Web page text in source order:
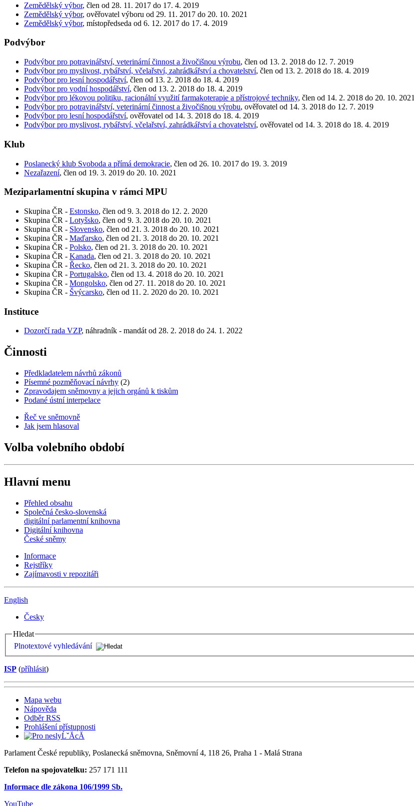
Zemědělský výbor, člen od 28. 11. 2017 do 17. 4. 2019
Zemědělský výbor, ověřovatel výboru od 29. 11. 2017 do 20. 10. 2021
Zemědělský výbor, místopředseda od 6. 12. 2017 do 17. 4. 2019
Podvýbor
Podvýbor pro potravinářství, veterinární činnost a živočišnou výrobu, člen od 13. 2. 2018 do 12. 7. 2019
Podvýbor pro myslivost, rybářství, včelařství, zahrádkářství a chovatelství, člen od 13. 2. 2018 do 18. 4. 2019
Podvýbor pro lesní hospodářství, člen od 13. 2. 2018 do 18. 4. 2019
Podvýbor pro vodní hospodářství, člen od 13. 2. 2018 do 18. 4. 2019
Podvýbor pro lékovou politiku, racionální využití farmakoterapie a přístrojové techniky, člen od 14. 2. 2018 do 20. 10. 2021
Podvýbor pro potravinářství, veterinární činnost a živočišnou výrobu, ověřovatel od 14. 3. 2018 do 12. 7. 2019
Podvýbor pro lesní hospodářství, ověřovatel od 14. 3. 2018 do 18. 4. 2019
Podvýbor pro myslivost, rybářství, včelařství, zahrádkářství a chovatelství, ověřovatel od 14. 3. 2018 do 18. 4. 2019
Klub
Poslanecký klub Svoboda a přímá demokracie, člen od 26. 10. 2017 do 19. 3. 2019
Nezařazení, člen od 19. 3. 2019 do 20. 10. 2021
Meziparlamentní skupina v rámci MPU
Skupina ČR - Estonsko, člen od 9. 3. 2018 do 12. 2. 2020
Skupina ČR - Lotyšsko, člen od 9. 3. 2018 do 20. 10. 2021
Skupina ČR - Slovensko, člen od 21. 3. 2018 do 20. 10. 2021
Skupina ČR - Maďarsko, člen od 21. 3. 2018 do 20. 10. 2021
Skupina ČR - Polsko, člen od 21. 3. 2018 do 20. 10. 2021
Skupina ČR - Kanada, člen od 21. 3. 2018 do 20. 10. 2021
Skupina ČR - Řecko, člen od 21. 3. 2018 do 20. 10. 2021
Skupina ČR - Portugalsko, člen od 13. 4. 2018 do 20. 10. 2021
Skupina ČR - Mongolsko, člen od 27. 11. 2018 do 20. 10. 2021
Skupina ČR - Švýcarsko, člen od 11. 2. 2020 do 20. 10. 2021
Instituce
Dozorčí rada VZP, náhradník - mandát od 28. 2. 2018 do 24. 1. 2022
Činnosti
Předkladatelem návrhů zákonů
Písemné pozměňovací návrhy (2)
Zpravodajem sněmovny a jejich orgánů k tiskům
Podané ústní interpelace
Řeč ve sněmovně
Jak jsem hlasoval
Volba volebního období
Hlavní menu
Přehled obsahu
Společná česko-slovenská
digitální parlamentní knihovna
Digitální knihovna
České sněmy
Informace
Rejstříky
Zajímavosti v repozitáři
English
Česky
Hledat
Plnotextové vyhledávání
ISP (příhlásit)
Mapa webu
Nápověda
Odběr RSS
Prohlášení přístupnosti
Parlament České republiky, Poslanecká sněmovna, Sněmovní 4, 118 26, Praha 1 - Malá Strana
Telefon na spojovatelku: 257 171 111
Informace dle zákona 106/1999 Sb.
YouTube